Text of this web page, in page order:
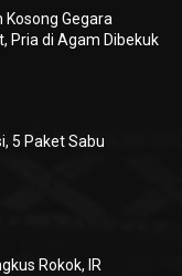
Kosong Gegara
Pria di Agam Dibekuk
5 Paket Sabu
Rokok, IR